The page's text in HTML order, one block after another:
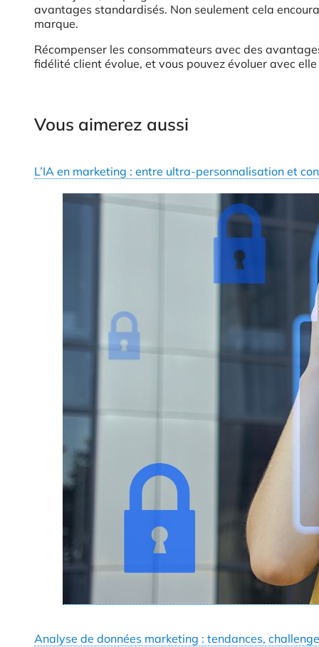
avantages standardisés. Non seulement cela
marque.
Récompenser les consommateurs avec des
fidélité client évolue, et vous pouvez évoluer avec
Vous aimerez aussi
L’IA en marketing : entre ultra-personnalisation et
Analyse de données marketing : tendances,